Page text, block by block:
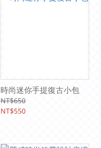
時尚迷你手提復古小包
NT$650
NT$550